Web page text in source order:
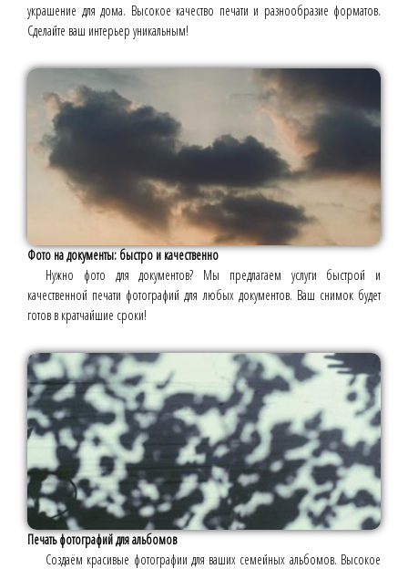
украшение для дома. Высокое качество печати и разнообразие форматов.
Сделайте ваш интерьер уникальным!
Фото на документы: быстро и качественно
Нужно фото для документов? Мы предлагаем услуги быстрой и
качественной печати фотографий для любых документов. Ваш снимок будет
готов в кратчайшие сроки!
Печать фотографий для альбомов
Создаём красивые фотографии для ваших семейных альбомов. Высокое